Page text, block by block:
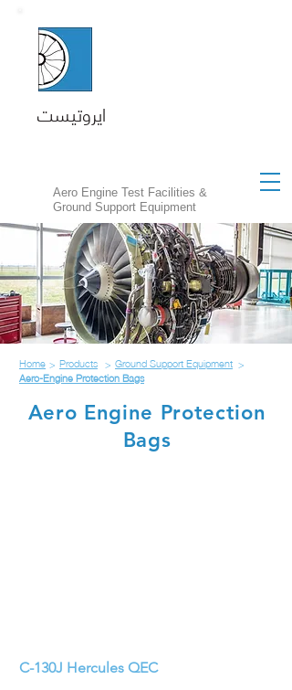
Aero Engine Test Facilities &
Ground Support Equipment
ايروتيست
Home Products
> Ground Support Equipment
>
Aero-Engine Protection Bags
>
Aero Engine Protection
Bags
C-130J Hercules QEC